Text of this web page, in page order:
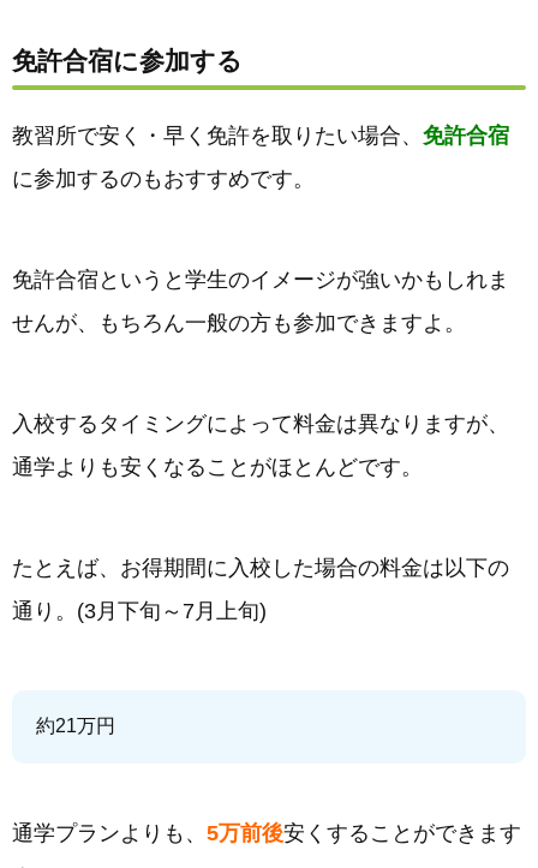
免許合宿に参加する
教習所で安く・早く免許を取りたい場合、 免許合宿
に参加するのもおすすめです。
免許合宿というと学生のイメージが強いかもしれま
せんが、もちろん一般の方も参加できますよ。
入校するタイミングによって料金は異なりますが、
通学よりも安くなることがほとんどです。
たとえば、お得期間に入校した場合の料金は以下の
通り。(3月下旬～7月上旬)
約21万円
通学プランよりも、 5万前後安くすることができます